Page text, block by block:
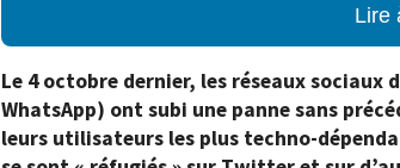
Lire
Le 4 octobre dernier, les réseaux sociaux
WhatsApp) ont subi une panne sans
leurs utilisateurs les plus techno-